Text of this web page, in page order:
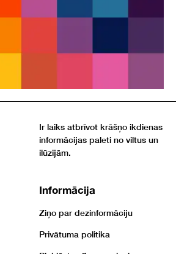
Ir laiks atbrīvot krāšņo ikdienas
informācijas paleti no viltus un
ilūzijām.
Informācija
Ziņo par dezinformāciju
Privātuma politika